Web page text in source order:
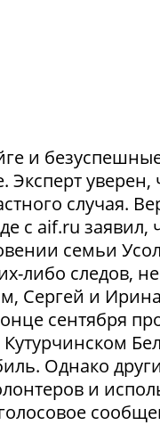
и
Эксперт
случая.
с aif.ru заявил,
семьи
либо
Сергей и
сентября
Однако
и